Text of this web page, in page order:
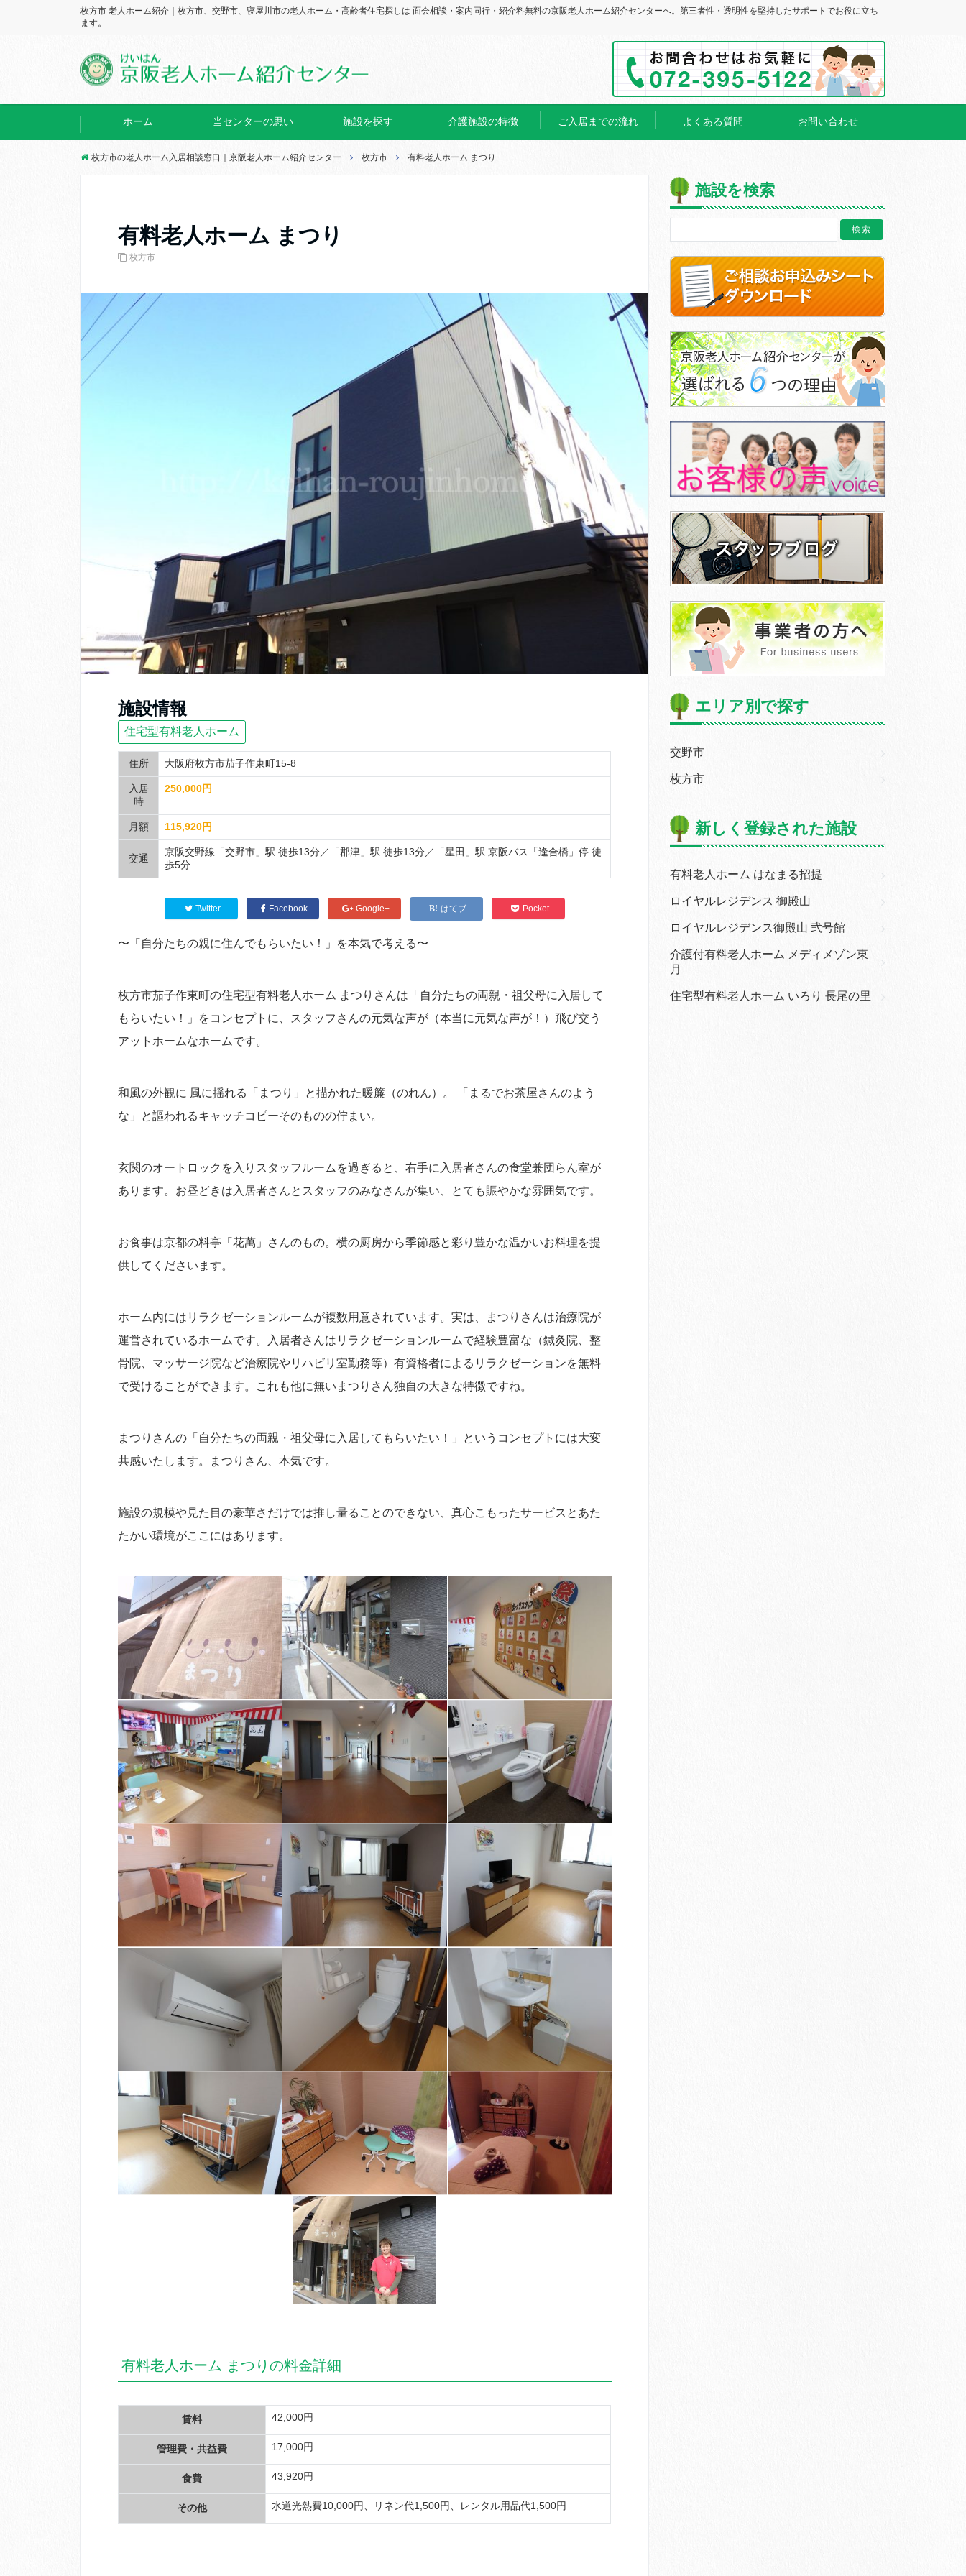
枚方市 老人ホーム紹介｜枚方市、交野市、寝屋川市の老人ホーム・高齢者住宅探しは 面会相談・案内同行・紹介料無料の京阪老人ホーム紹介センターへ。第三者性・透明性を堅持したサポートでお役に立ち
ます。
ホーム 当センターの思い 施設を探す 介護施設の特徴 ご入居までの流れ よくある質問 お問い合わせ
枚方市の老人ホーム入居相談窓口｜京阪老人ホーム紹介センター 枚方市 有料老人ホーム まつり
有料老人ホーム まつり
枚方市
施設情報
住宅型有料老人ホーム
住所 大阪府枚方市茄子作東町15-8
入居
時
250,000円
月額 115,920円
交通
京阪交野線「交野市」駅 徒歩13分／「郡津」駅 徒歩13分／「星田」駅 京阪バス「逢合橋」停 徒
歩5分
Twitter Facebook Google+ はてブ Pocket
〜「自分たちの親に住んでもらいたい！」を本気で考える〜
枚方市茄子作東町の住宅型有料老人ホーム まつりさんは「自分たちの両親・祖父母に入居して
もらいたい！」をコンセプトに、スタッフさんの元気な声が（本当に元気な声が！）飛び交う
アットホームなホームです。
和風の外観に 風に揺れる「まつり」と描かれた暖簾（のれん）。 「まるでお茶屋さんのよう
な」と謳われるキャッチコピーそのものの佇まい。
玄関のオートロックを入りスタッフルームを過ぎると、右手に入居者さんの食堂兼団らん室が
あります。お昼どきは入居者さんとスタッフのみなさんが集い、とても賑やかな雰囲気です。
お食事は京都の料亭「花萬」さんのもの。横の厨房から季節感と彩り豊かな温かいお料理を提
供してくださいます。
ホーム内にはリラクゼーションルームが複数用意されています。実は、まつりさんは治療院が
運営されているホームです。入居者さんはリラクゼーションルームで経験豊富な（鍼灸院、整
骨院、マッサージ院など治療院やリハビリ室勤務等）有資格者によるリラクゼーションを無料
で受けることができます。これも他に無いまつりさん独自の大きな特徴ですね。
まつりさんの「自分たちの両親・祖父母に入居してもらいたい！」というコンセプトには大変
共感いたします。まつりさん、本気です。
施設の規模や見た目の豪華さだけでは推し量ることのできない、真心こもったサービスとあた
たかい環境がここにはあります。
有料老人ホーム まつりの料金詳細
賃料 42,000円
管理費・共益費 17,000円
食費 43,920円
その他 水道光熱費10,000円、リネン代1,500円、レンタル用品代1,500円
施設を検索
エリア別で探す
交野市
枚方市
新しく登録された施設
有料老人ホーム はなまる招提
ロイヤルレジデンス 御殿山
ロイヤルレジデンス御殿山 弐号館
介護付有料老人ホーム メディメゾン東
月
住宅型有料老人ホーム いろり 長尾の里